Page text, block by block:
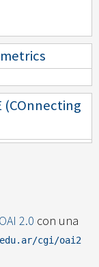
(COnnecting
OAI 2.0 con una
cgi/oai2